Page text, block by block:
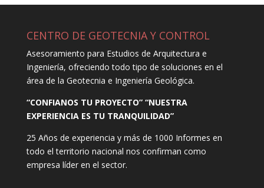
CENTRO DE GEOTECNIA Y CONTROL
Asesoramiento para Estudios de Arquitectura e
Ingeniería, ofreciendo todo tipo de soluciones en el
área de la Geotecnia e Ingeniería Geológica.
“CONFIANOS TU PROYECTO” “NUESTRA
EXPERIENCIA ES TU TRANQUILIDAD”
25 Años de experiencia y más de 1000 Informes en
todo el territorio nacional nos confirman como
empresa líder en el sector.